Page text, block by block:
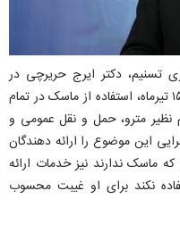
تسنیم، دکتر ایرج حریرچی در
گفت‌‌وگوی ویژه خبری با بیان اینکه از فردا ۱۵ تیرماه، استفاده از ماسک در تمام
نظیر مترو، حمل و نقل عمومی و
این موضوع را ارائه دهندگان
ماسک ندارند نیز خدمات ارائه
نکند برای او غیبت محسوب